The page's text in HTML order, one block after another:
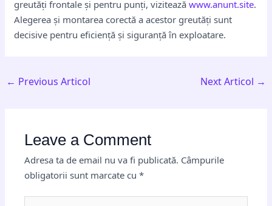
greutăți frontale și pentru punți, viziteazăwww.anunt.site.
Alegerea și montarea corectă a acestor greutăți sunt
decisive pentru eficiență și siguranță în exploatare.
← Previous Articol Next Articol →
Leave a Comment
Adresa ta de email nu va fi publicată. Câmpurile
obligatorii sunt marcate cu*